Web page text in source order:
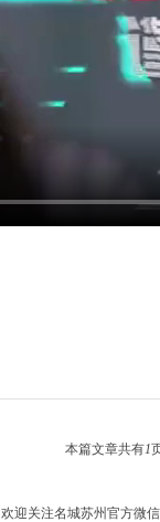
本篇文章共有1
欢迎关注名城苏州官方微信